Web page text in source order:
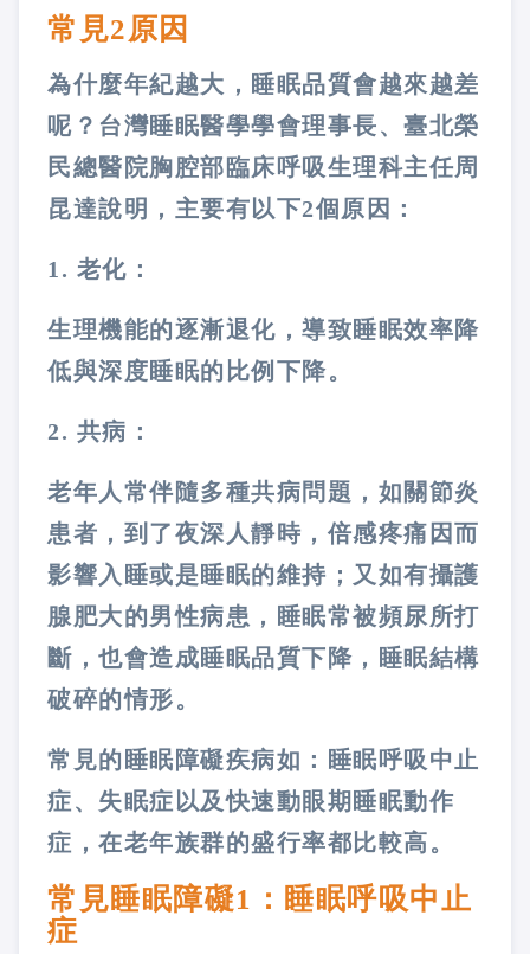
常見2原因
為什麼年紀越大，睡眠品質會越來越差
呢？台灣睡眠醫學學會理事長、臺北榮
民總醫院胸腔部臨床呼吸生理科主任周
昆達說明，主要有以下2個原因：
1. 老化：
生理機能的逐漸退化，導致睡眠效率降
低與深度睡眠的比例下降。
2. 共病：
老年人常伴隨多種共病問題，如關節炎
患者，到了夜深人靜時，倍感疼痛因而
影響入睡或是睡眠的維持；又如有攝護
腺肥大的男性病患，睡眠常被頻尿所打
斷，也會造成睡眠品質下降，睡眠結構
破碎的情形。
常見的睡眠障礙疾病如：睡眠呼吸中止
症、失眠症以及快速動眼期睡眠動作
症，在老年族群的盛行率都比較高。
常見睡眠障礙1：睡眠呼吸中止
症